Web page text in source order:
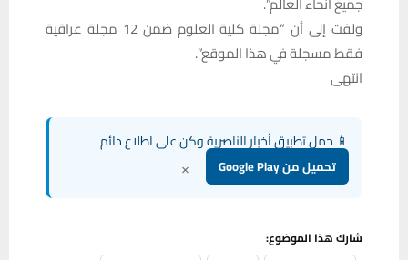
ولفت إلى أن “مجلة كلية العلوم ضمن 12 مجلة عراقية
فقط مسجلة في هذا الموقع”.
انتهى
📱 حمل تطبيق أخبار الناصرية وكن على اطلاع دائم
تحميل من Google Play ×
شارك هذا الموضوع: